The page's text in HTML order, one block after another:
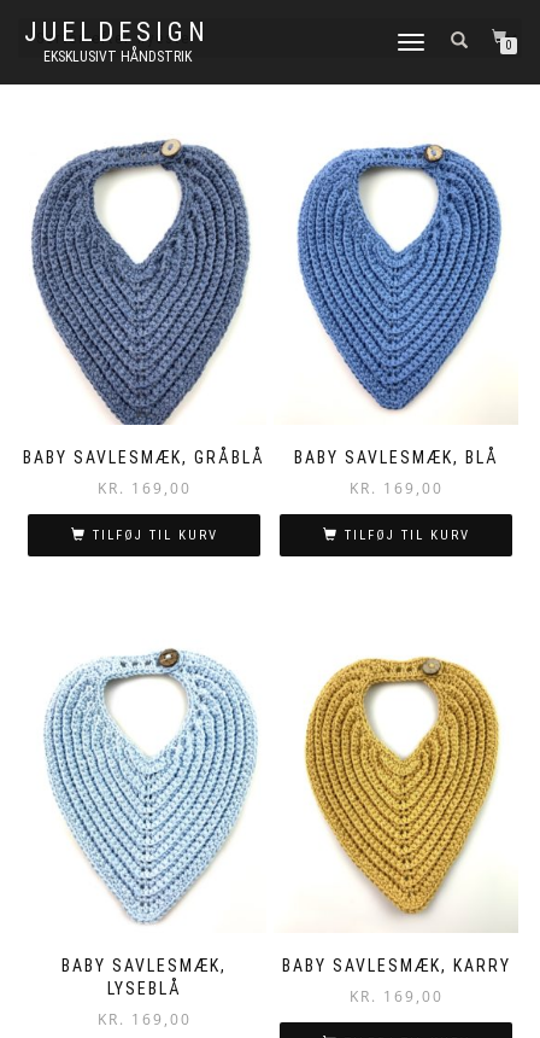
JUELDESIGN
EKSKLUSIVT HÅNDSTRIK
FLIP
0
BABY SAVLESMÆK, GRÅBLÅ
KR. 169,00
TILFØJ TIL KURV
BABY SAVLESMÆK, BLÅ
KR. 169,00
TILFØJ TIL KURV
BABY SAVLESMÆK,
LYSEBLÅ
KR. 169,00
BABY SAVLESMÆK, KARRY
KR. 169,00